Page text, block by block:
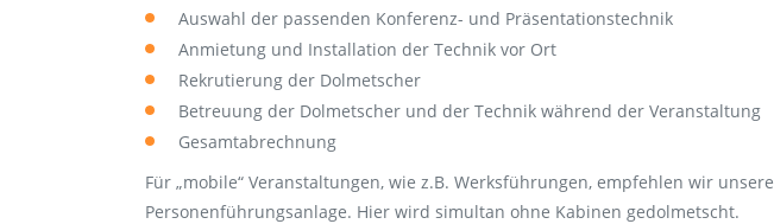
Auswahl der passenden Konferenz- und Präsentationstechnik
Anmietung und Installation der Technik vor Ort
Rekrutierung der Dolmetscher
Betreuung der Dolmetscher und der Technik während der Veranstaltung
Gesamtabrechnung
Für „mobile“ Veranstaltungen, wie z.B. Werksführungen, empfehlen wir unsere
Personenführungsanlage. Hier wird simultan ohne Kabinen gedolmetscht.